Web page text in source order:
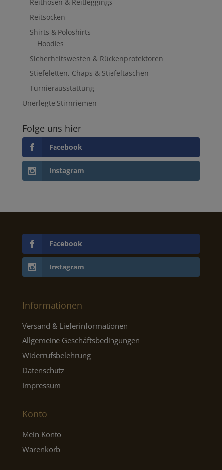
Reithosen & Reitleggings
Reitsocken
Shirts & Poloshirts
Hoodies
Sicherheitswesten & Rückenprotektoren
Stiefeletten, Chaps & Stiefeltaschen
Turnierausstattung
Unerlegte Stirnriemen
Folge uns hier
Facebook
Instagram
Facebook
Instagram
Informationen
Versand & Lieferinformationen
Allgemeine Geschäftsbedingungen
Widerrufsbelehrung
Datenschutz
Impressum
Konto
Mein Konto
Warenkorb